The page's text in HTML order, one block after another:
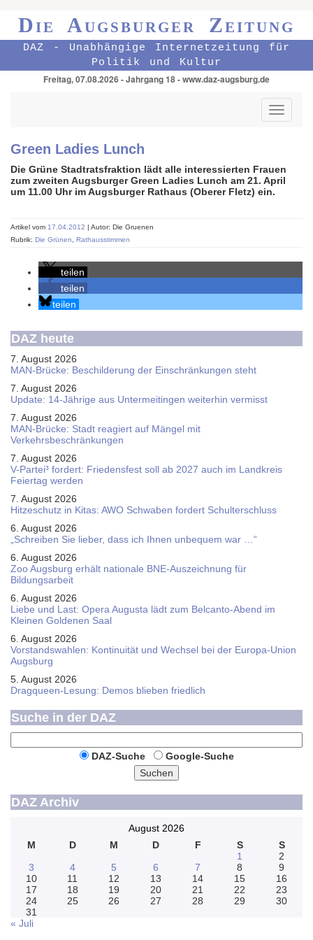
Die Augsburger Zeitung
DAZ - Unabhängige Internetzeitung für
Politik und Kultur
Freitag, 07.08.2026 - Jahrgang 18 - www.daz-augsburg.de
Toggle
Green Ladies Lunch
Die Grüne Stadtratsfraktion lädt alle interessierten Frauen
zum zweiten Augsburger Green Ladies Lunch am 21. April
um 11.00 Uhr im Augsburger Rathaus (Oberer Fletz) ein.
Artikel vom 17.04.2012 | Autor: Die Gruenen
Rubrik: Die Grünen Rathausstimmen
teilen
teilen
teilen
DAZ heute
7. August 2026
MAN-Brücke: Beschilderung der Einschränkungen steht
7. August 2026
Update: 14-Jährige aus Untermeitingen weiterhin vermisst
7. August 2026
MAN-Brücke: Stadt reagiert auf Mängel mit
Verkehrsbeschränkungen
7. August 2026
V-Partei­³ fordert: Friedens­fest soll ab 2027 auch im Land­kreis
Feier­tag werden
7. August 2026
Hitzeschutz in Kitas: AWO Schwaben fordert Schulterschluss
6. August 2026
„Schreiben Sie lieber, dass ich Ihnen unbequem war …“
6. August 2026
Zoo Augsburg erhält nationale BNE-Auszeichnung für
Bildungsarbeit
6. August 2026
Liebe und Last: Opera Augusta lädt zum Belcanto-Abend im
Kleinen Goldenen Saal
6. August 2026
Vorstandswahlen: Kontinuität und Wechsel bei der Europa-Union
Augsburg
5. August 2026
Dragqueen-Lesung: Demos blieben friedlich
Suche in der DAZ
DAZ-Suche
Google-Suche
Suchen
DAZ Archiv
August 2026
M
D M D F S
S
1
2
3
4 5 6 7 8
9
10
11 12 13 14 15
16
17
18 19 20 21 22
23
24
25 26 27 28 29
30
31
« Juli